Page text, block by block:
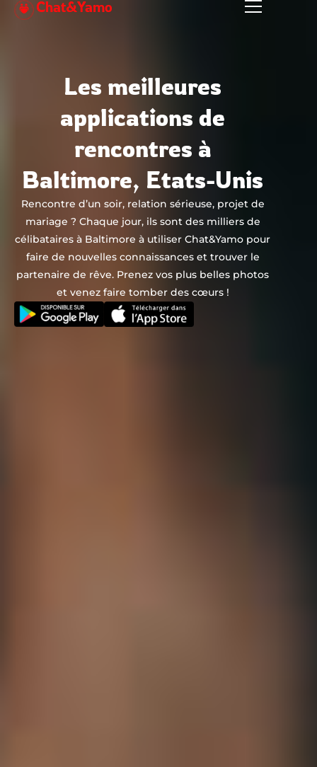
Aller
Chat&Yamo
Les meilleures
applications de
rencontres à
Baltimore, Etats-Unis
Rencontre d’un soir, relation sérieuse, projet de
mariage ? Chaque jour, ils sont des milliers de
célibataires à Baltimore à utiliser Chat&Yamo pour
faire de nouvelles connaissances et trouver le
partenaire de rêve. Prenez vos plus belles photos
et venez faire tomber des cœurs !